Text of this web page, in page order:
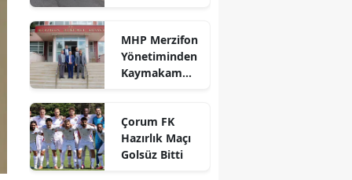
Denizli
Diyarbakır
Edirne
Elazığ
Kaybetti
MHP Merzifon
Yönetiminden
Kaymakam
Ziyaret
Çorum FK
Hazırlık Maçı
Golsüz Bitti